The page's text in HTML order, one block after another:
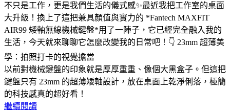
不只是工作，更是我們生活的儀式感✨最近我把工作室的桌面
大升級！換上了這把兼具顏值與實力的 *Fantech MAXFIT
AIR99 矮軸無線機械鍵盤*用了一陣子，它已經完全融入我的
生活，今天就來聊聊它怎麼改變我的日常吧！👇 23mm 超薄美
學：拍照打卡的視覺擔當
以前對機械鍵盤的印象就是厚厚重重、像個大黑盒子。但這把
鍵盤只有 23mm 的超薄矮軸設計，放在桌面上乾淨俐落，極簡
的科技感真的超好看！
繼續閱讀